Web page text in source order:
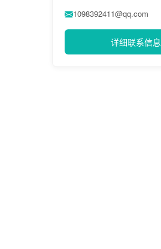
1098392411@qq.com
详细联系信息